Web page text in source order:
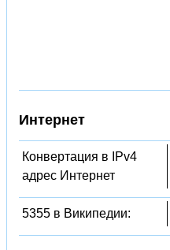
Интернет
Конвертация в IPv4
адрес Интернет
5355 в Википедии: